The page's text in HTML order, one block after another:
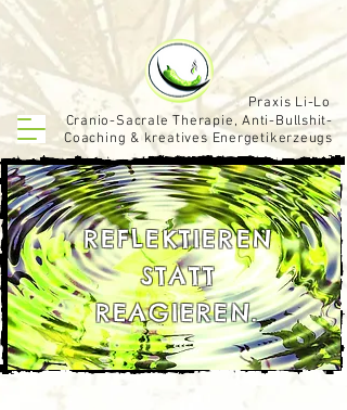
Praxis Li-Lo
Cranio-Sacrale Therapie, Anti-Bullshit-
Coaching & kreatives Energetikerzeugs
REAGIEREN.
REFLEKTIEREN
STATT